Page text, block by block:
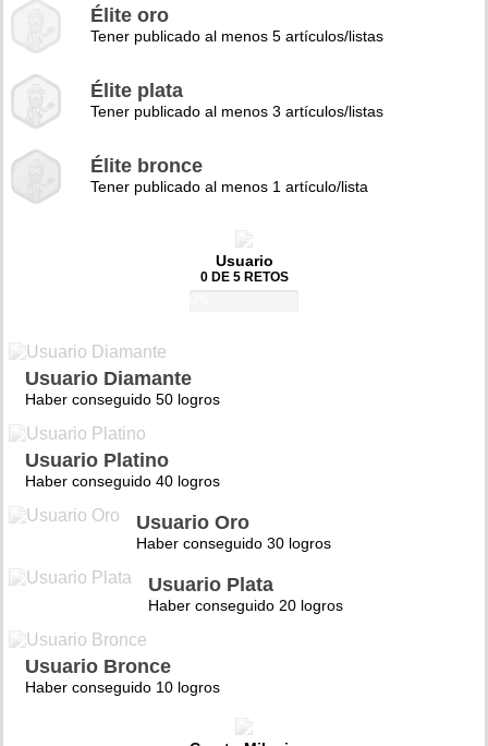
Élite oro
Tener publicado al menos 5 artículos/listas
Élite plata
Tener publicado al menos 3 artículos/listas
Élite bronce
Tener publicado al menos 1 artículo/lista
Usuario
0 DE 5 RETOS
Usuario Diamante
Haber conseguido 50 logros
Usuario Platino
Haber conseguido 40 logros
Usuario Oro
Haber conseguido 30 logros
Usuario Plata
Haber conseguido 20 logros
Usuario Bronce
Haber conseguido 10 logros